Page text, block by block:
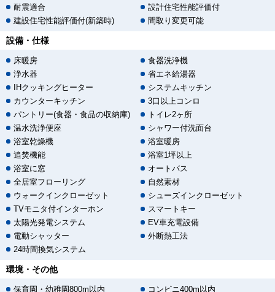
耐震適合
設計住宅性能評価付
建設住宅性能評価付(新築時)
間取り変更可能
設備・仕様
床暖房
食器洗浄機
浄水器
省エネ給湯器
IHクッキングヒーター
システムキッチン
カウンターキッチン
3口以上コンロ
パントリー(食器・食品の収納庫)
トイレ2ヶ所
温水洗浄便座
シャワー付洗面台
浴室乾燥機
浴室暖房
追焚機能
浴室1坪以上
浴室に窓
オートバス
全居室フローリング
自然素材
ウォークインクローゼット
シューズインクローゼット
TVモニタ付インターホン
スマートキー
太陽光発電システム
EV車充電設備
電動シャッター
外断熱工法
24時間換気システム
環境・その他
保育園・幼稚園800m以内
コンビニ400m以内